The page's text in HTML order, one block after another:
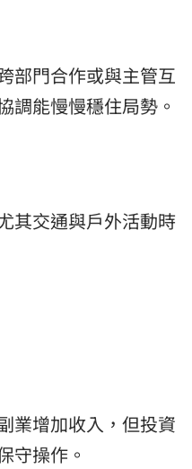
部門合作或與主管互
調能慢慢穩住局勢。
其交通與戶外活動時
業增加收入，但投資
守操作。